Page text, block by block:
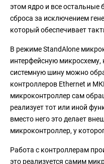
этом ядро и все остальные
сброса за исключением
который обеспечивает
В режиме StandAlone
интерфейсную
системную шину можно
контроллеров Ethernet и
микроконтроллер сам
реализует тот или иной
вместо него это делает
микроконтроллер, у
Работа c контроллерам
это реализуется самим